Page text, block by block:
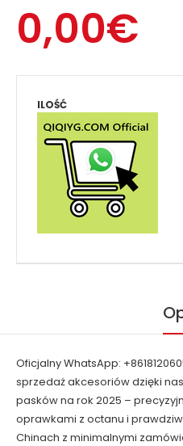
0,00€
ILOŚĆ
Oficjalny WhatsApp:
sprzedaż akcesoriów dzięki
pasków na rok 2025 –
oprawkami z octanu i
Chinach z minimalnymi